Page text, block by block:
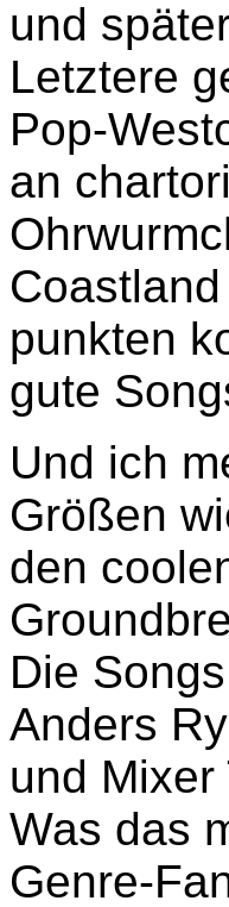
und
Letztere
Pop-
an
punkten
gute
Und ich
Größen
den
Die
Anders
und
Was das
Genre-